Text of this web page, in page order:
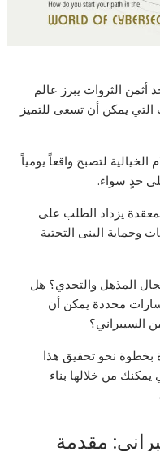
أثمن الثروات يبرز عالم
التي يمكن أن تسعى للتميز
الخيالية لتصبح واقعاً يومياً
حدٍ سواء.
يزداد الطلب على
وحماية البنى التحتية
المذهل والتحدي؟ هل
محددة يمكن أن
السيبراني؟
نحو تحقيق هذا
من خلالها بناء
مقدمة